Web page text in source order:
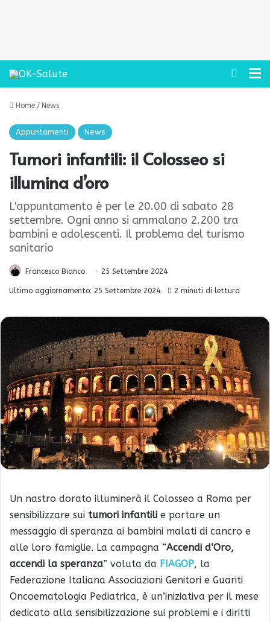
Cerca
Home / News
Appuntamenti News
Tumori infantili: il Colosseo si
illumina d’oro
L'appuntamento è per le 20.00 di sabato 28
settembre. Ogni anno si ammalano 2.200 tra
bambini e adolescenti. Il problema del turismo
sanitario
Francesco Bianco 25 Settembre 2024
Ultimo aggiornamento: 25 Settembre 2024 2 minuti di lettura
Un nastro dorato illuminerà il Colosseo a Roma per
sensibilizzare sui tumori infantili e portare un
messaggio di speranza ai bambini malati di cancro e
alle loro famiglie. La campagna “Accendi d’Oro,
accendi la speranza” voluta da FIAGOP, la
Federazione Italiana Associazioni Genitori e Guariti
Oncoematologia Pediatrica, è un’iniziativa per il mese
dedicato alla sensibilizzazione sui problemi e i diritti